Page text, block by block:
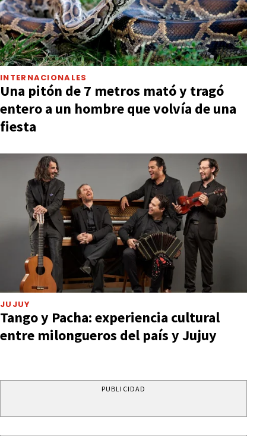
INTERNACIONALES
Una pitón de 7 metros mató y tragó
entero a un hombre que volvía de una
fiesta
JUJUY
Tango y Pacha: experiencia cultural
entre milongueros del país y Jujuy
PUBLICIDAD